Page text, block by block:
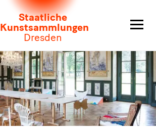
Staatliche
Kunstsammlungen
Dresden